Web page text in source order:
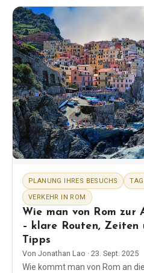
bewährte Tipps.
PLANUNG IHRES BESUCHS
VERKEHR IN ROM
Wie man von Rom zur
– klare Routen, Zeiten
Tipps
Von Jonathan Lao · 23. Sept. 2025
Wie kommt man von Rom an